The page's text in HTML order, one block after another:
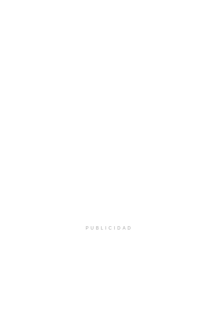
PUBLICIDAD